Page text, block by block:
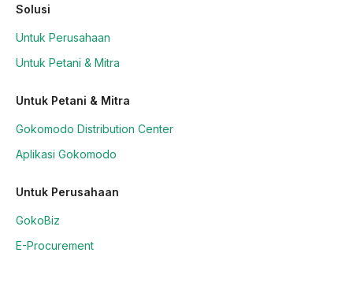
Solusi
Untuk Perusahaan
Untuk Petani & Mitra
Untuk Petani & Mitra
Gokomodo Distribution Center
Aplikasi Gokomodo
Untuk Perusahaan
GokoBiz
E-Procurement